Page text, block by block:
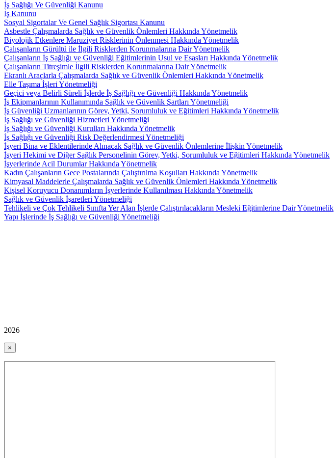
İş Sağlığı Ve Güvenliği Kanunu
İş Kanunu
Sosyal Sigortalar Ve Genel Sağlık Sigortası Kanunu
Asbestle Çalışmalarda Sağlık ve Güvenlik Önlemleri Hakkında Yönetmelik
Biyolojik Etkenlere Maruziyet Risklerinin Önlenmesi Hakkında Yönetmelik
Çalışanların Gürültü ile İlgili Risklerden Korunmalarına Dair Yönetmelik
Çalışanların İş Sağlığı ve Güvenliği Eğitimlerinin Usul ve Esasları Hakkında Yönetmelik
Çalışanların Titreşimle İlgili Risklerden Korunmalarına Dair Yönetmelik
Ekranlı Araçlarla Çalışmalarda Sağlık ve Güvenlik Önlemleri Hakkında Yönetmelik
Elle Taşıma İşleri Yönetmeliği
Geçici veya Belirli Süreli İşlerde İş Sağlığı ve Güvenliği Hakkında Yönetmelik
İş Ekipmanlarının Kullanımında Sağlık ve Güvenlik Şartları Yönetmeliği
İş Güvenliği Uzmanlarının Görev, Yetki, Sorumluluk ve Eğitimleri Hakkında Yönetmelik
İş Sağlığı ve Güvenliği Hizmetleri Yönetmeliği
İş Sağlığı ve Güvenliği Kurulları Hakkında Yönetmelik
İş Sağlığı ve Güvenliği Risk Değerlendirmesi Yönetmeliği
İşyeri Bina ve Eklentilerinde Alınacak Sağlık ve Güvenlik Önlemlerine İlişkin Yönetmelik
İşyeri Hekimi ve Diğer Sağlık Personelinin Görev, Yetki, Sorumluluk ve Eğitimleri Hakkında Yönetmelik
İşyerlerinde Acil Durumlar Hakkında Yönetmelik
Kadın Çalışanların Gece Postalarında Çalıştırılma Koşulları Hakkında Yönetmelik
Kimyasal Maddelerle Çalışmalarda Sağlık ve Güvenlik Önlemleri Hakkında Yönetmelik
Kişisel Koruyucu Donanımların İşyerlerinde Kullanılması Hakkında Yönetmelik
Sağlık ve Güvenlik İşaretleri Yönetmeliği
Tehlikeli ve Çok Tehlikeli Sınıfta Yer Alan İşlerde Çalıştırılacakların Mesleki Eğitimlerine Dair Yönetmelik
Yapı İşlerinde İş Sağlığı ve Güvenliği Yönetmeliği
2026
×